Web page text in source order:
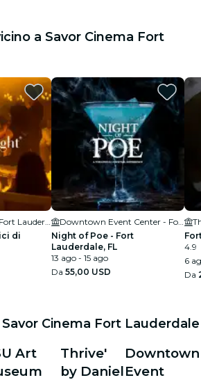
a Savor Cinema Fort
di
Night of Poe - Fort
Lauderdale, FL
13 ago - 15 ago
Da 55,00 USD
4.9
6
Da
Cinema Fort Lauderdale
Art
Thrive'
by Daniel
Downtown
Event